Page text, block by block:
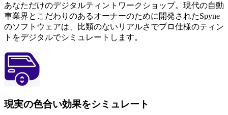
あなただけのデジタルティントワークショップ。現代の自動
車業界とこだわりのあるオーナーのために開発されたSpyne
のソフトウェアは、比類のないリアルさでプロ仕様のティン
トをデジタルでシミュレートします。
現実の色合い効果をシミュレート